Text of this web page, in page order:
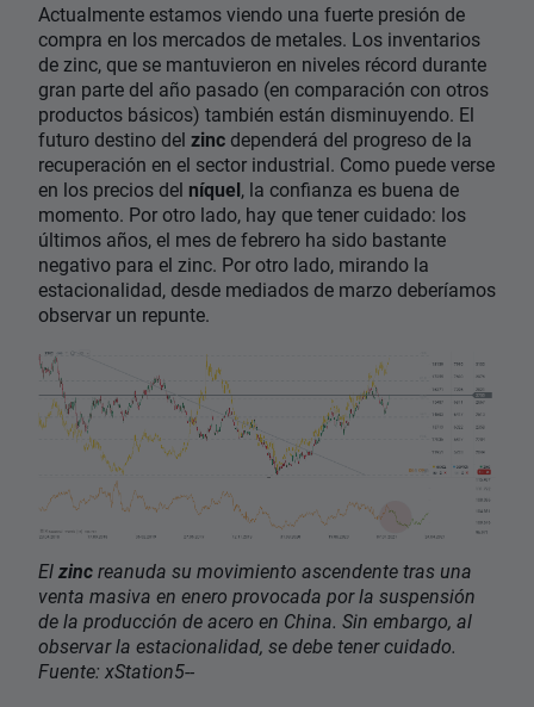
Actualmente estamos viendo una fuerte presión de
compra en los mercados de metales. Los inventarios
de zinc, que se mantuvieron en niveles récord durante
gran parte del año pasado (en comparación con otros
productos básicos) también están disminuyendo. El
futuro destino del zinc dependerá del progreso de la
recuperación en el sector industrial. Como puede verse
en los precios del níquel, la confianza es buena de
momento. Por otro lado, hay que tener cuidado: los
últimos años, el mes de febrero ha sido bastante
negativo para el zinc. Por otro lado, mirando la
estacionalidad, desde mediados de marzo deberíamos
observar un repunte.
Elzincreanuda su movimiento ascendente tras una
venta masiva en enero provocada por la suspensión
de la producción de acero en China. Sin embargo, al
observar la estacionalidad, se debe tener cuidado.
Fuente: xStation5--